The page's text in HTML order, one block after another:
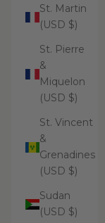
St. Martin
(USD $)
St. Pierre
&
Miquelon
(USD $)
St. Vincent
&
Grenadines
(USD $)
Sudan
(USD $)